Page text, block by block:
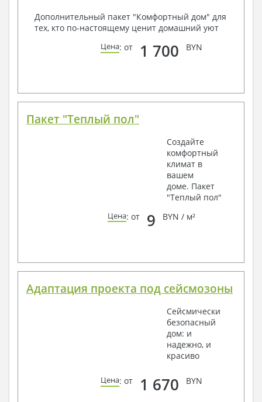
Дополнительный пакет "Комфортный дом" для
тех, кто по-настоящему ценит домашний уют
Цена: от 1 700 BYN
Пакет "Теплый пол"
Создайте
комфортный
климат в
вашем
доме. Пакет
"Теплый пол"
Цена: от 9 BYN / м²
Адаптация проекта под сейсмозоны
Сейсмически
безопасный
дом: и
надежно, и
красиво
Цена: от 1 670 BYN